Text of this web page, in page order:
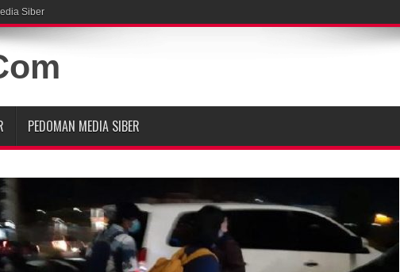
Siber
PEDOMAN MEDIA SIBER